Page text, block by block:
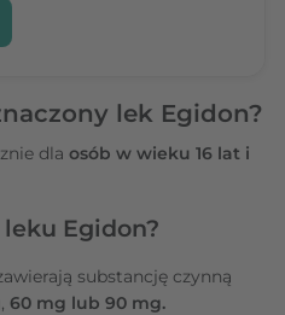
lek Egidon?
dla osób w wieku 16 lat i
Egidon?
substancję czynną
, 60 mg lub 90 mg.